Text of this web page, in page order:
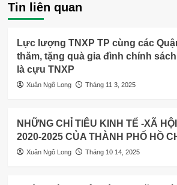
Tin liên quan
Lực lượng TNXP TP cùng các
thăm, tặng quà gia đình chính
là cựu TNXP
Xuân Ngô Long Tháng 11 3, 2025
NHỮNG CHỈ TIÊU KINH TẾ -XÃ
2020-2025 CỦA THÀNH PHỐ HỒ
Xuân Ngô Long Tháng 10 14, 2025